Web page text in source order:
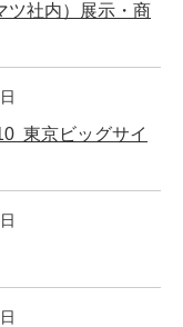
ツ社内）展示・商
東京ビッグサイ